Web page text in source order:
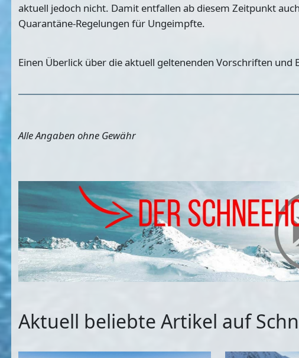
aktuell jedoch nicht. Damit entfallen ab diesem Zeitpunkt
Quarantäne-Regelungen für Ungeimpfte.
Einen Überlick über die aktuell geltenenden Vorschriften
Alle Angaben ohne Gewähr
Aktuell beliebte Artikel auf